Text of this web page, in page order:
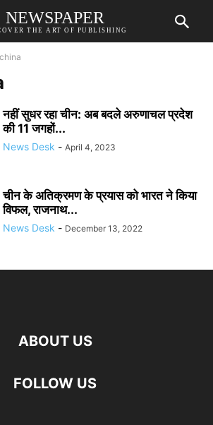
NEWSPAPER
THE ART OF PUBLISHING
नहीं सुधर रहा चीन: अब बदले अरुणाचल प्रदेश
की 11 जगहों...
News Desk - April 4, 2023
चीन के अतिक्रमण के प्रयास को भारत ने किया
विफल, राजनाथ...
News Desk - December 13, 2022
ABOUT US
FOLLOW US